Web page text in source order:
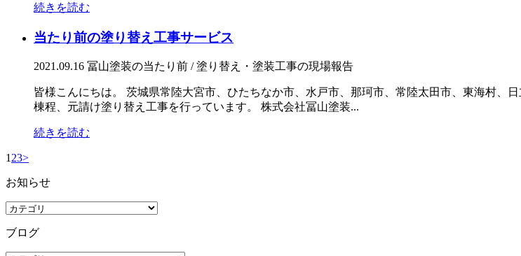
続きを読む
当たり前の塗り替え工事サービス
2021.09.16 冨山塗装の当たり前 / 塗り替え・塗装工事の現場報告
皆様こんにちは。 茨城県常陸大宮市、ひたちなか市、水戸市、那珂市、常陸太田市、東海村、
棟程、元請け塗り替え工事を行っています。 株式会社冨山塗装...
続きを読む
1 23>
お知らせ
ブログ